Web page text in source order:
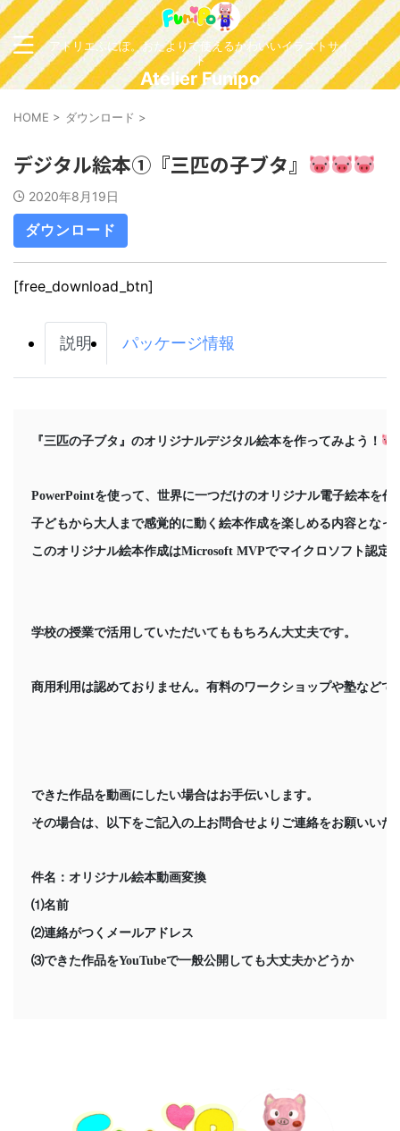
アトリエふにぽ。おたよりで使えるかわいいイラストサイ
ト
Atelier Funipo
HOME > ダウンロード >
デジタル絵本①『三匹の子ブタ』
2020年8月19日
ダウンロード
[free_download_btn]
説明 パッケージ情報
『三匹の子ブタ』のオリジナルデジタル絵本を作ってみよう！
PowerPointを使って、世界に一つだけのオリジナル電子絵本を
子どもから大人まで感覚的に動く絵本作成を楽しめる内容となっ
このオリジナル絵本作成はMicrosoft MVPでマイクロソフト認定
学校の授業で活用していただいてももちろん大丈夫です。
商用利用は認めておりません。有料のワークショップや塾など
できた作品を動画にしたい場合はお手伝いします。
その場合は、以下をご記入の上お問合せよりご連絡をお願いいた
件名：オリジナル絵本動画変換
⑴名前
⑵連絡がつくメールアドレス
⑶できた作品をYouTubeで一般公開しても大丈夫かどうか